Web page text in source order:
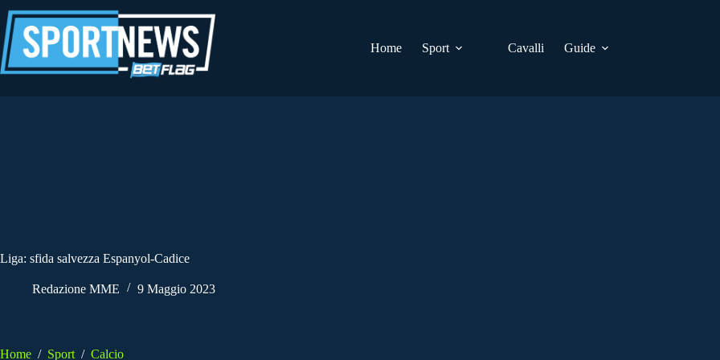
al
contenuto
Home
Sport Cavalli Guide
Liga: sfida salvezza Espanyol-Cadice
Redazione MME 9 Maggio 2023
Home / Sport / Calcio